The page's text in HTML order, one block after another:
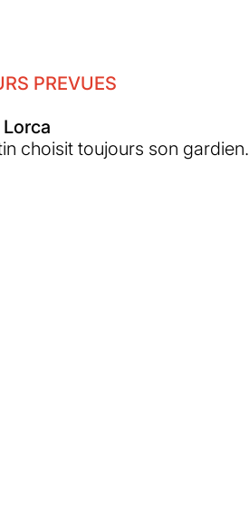
PREVUES
choisit toujours son gardien.